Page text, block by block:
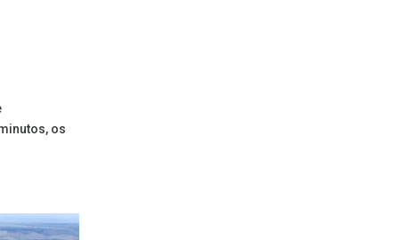
os